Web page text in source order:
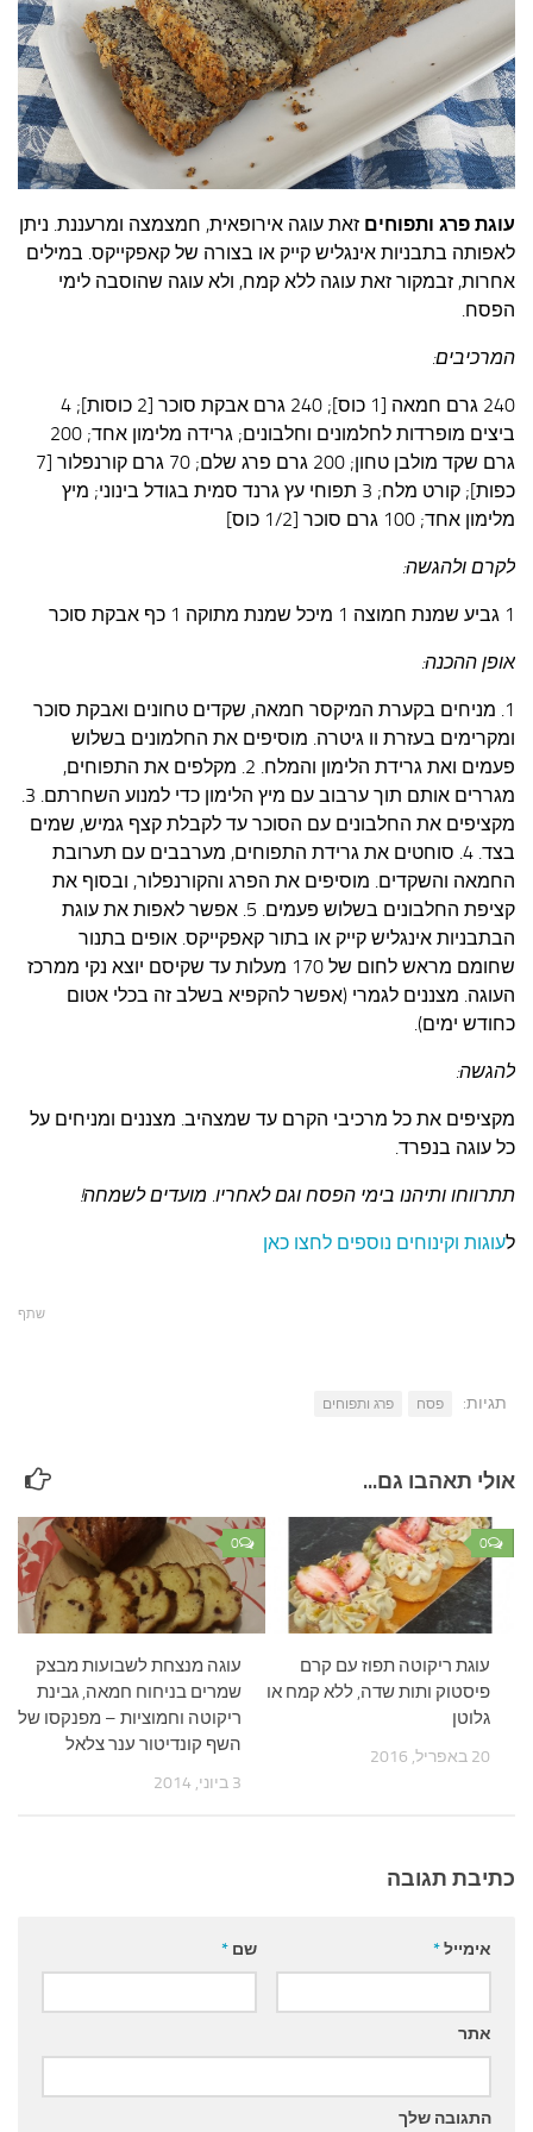
עצות סבתא
סבתא מספרת
נווה הבלוגים
קשר משפחתי
פינת הנכד
כתבו אלינו
עוגת פרג ותפוחים זאת עוגה אירופאית, חמצמצה ומרעננת. ניתן
לאפותה בתבניות אינגליש קייק או בצורה של קאפקייקס. במילים
אחרות, זבמקור זאת עוגה ללא קמח, ולא עוגה שהוסבה לימי
הפסח.
המרכיבים:
240 גרם חמאה [1 כוס]; 240 גרם אבקת סוכר [2 כוסות]; 4
ביצים מופרדות לחלמונים וחלבונים; גרידה מלימון אחד; 200
גרם שקד מולבן טחון; 200 גרם פרג שלם; 70 גרם קורנפלור [7
כפות]; קורט מלח; 3 תפוחי עץ גרנד סמית בגודל בינוני; מיץ
מלימון אחד; 100 גרם סוכר [1/2 כוס]
לקרם ולהגשה:
1 גביע שמנת חמוצה 1 מיכל שמנת מתוקה 1 כף אבקת סוכר
אופן ההכנה:
1. מניחים בקערת המיקסר חמאה, שקדים טחונים ואבקת סוכר
ומקרימים בעזרת וו גיטרה. מוסיפים את החלמונים בשלוש
פעמים ואת גרידת הלימון והמלח.
2. מקלפים את התפוחים,
מגררים אותם תוך ערבוב עם מיץ הלימון כדי למנוע השחרתם.
3.
מקציפים את החלבונים עם הסוכר עד לקבלת קצף גמיש, שמים
בצד.
4. סוחטים את גרידת התפוחים, מערבבים עם תערובת
החמאה והשקדים. מוסיפים את הפרג והקורנפלור, ובסוף את
קציפת החלבונים בשלוש פעמים.
5. אפשר לאפות את עוגת
הבתבניות אינגליש קייק או בתור קאפקייקס. אופים בתנור
שחומם מראש לחום של 170 מעלות עד שקיסם יוצא נקי ממרכז
העוגה. מצננים לגמרי (אפשר להקפיא בשלב זה בכלי אטום
כחודש ימים).
להגשה:
מקציפים את כל מרכיבי הקרם עד שמצהיב. מצננים ומניחים על
כל עוגה בנפרד.
תתרווחו ותיהנו בימי הפסח וגם לאחריו. מועדים לשמחה!
לעוגות וקינוחים נוספים לחצו כאן
שתף
תגיות: פסח פרג ותפוחים
אולי תאהבו גם...
0
עוגה מנצחת לשבועות מבצק
שמרים בניחוח חמאה, גבינת
ריקוטה וחמוציות – מפנקסו של
השף קונדיטור ענר צלאל
3 ביוני, 2014
0
עוגת ריקוטה תפוז עם קרם
פיסטוק ותות שדה, ללא קמח או
גלוטן
20 באפריל, 2016
כתיבת תגובה
שם * אימייל*
אתר
התגובה שלך